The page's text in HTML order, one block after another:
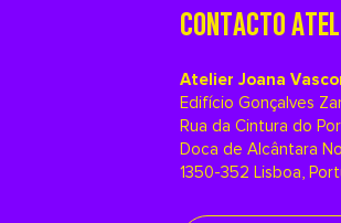
CONTACTO
Atelier Joana
Edifício Gonçalves
Rua da Cintura do
Doca de Alcântara
1350-352 Lisboa,